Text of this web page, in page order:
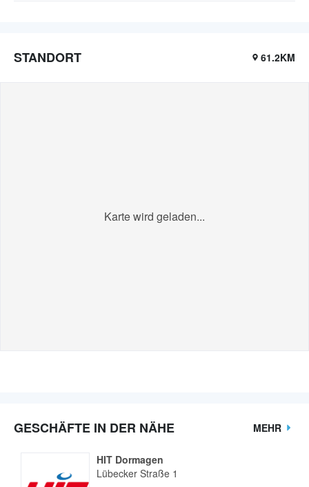
STANDORT 61.2KM
Karte wird geladen...
GESCHÄFTE IN DER NÄHE MEHR
HIT Dormagen
Lübecker Straße 1